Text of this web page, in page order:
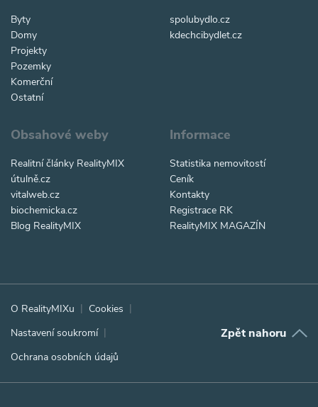
Byty
Domy
Projekty
Pozemky
Komerční
Ostatní
spolubydlo.cz
kdechcibydlet.cz
Obsahové weby
Realitní články RealityMIX
útulně.cz
vitalweb.cz
biochemicka.cz
Blog RealityMIX
Informace
Statistika nemovitostí
Ceník
Kontakty
Registrace RK
RealityMIX MAGAZÍN
O RealityMIXu
Cookies
Nastavení soukromí
Ochrana osobních údajů
Zpět nahoru